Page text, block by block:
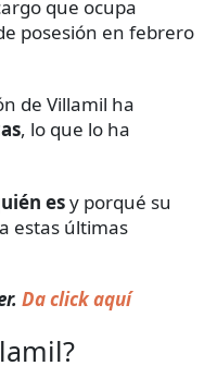
que ocupa
posesión en febrero
de Villamil ha
, lo que lo ha
esy porqué su
estas últimas
Da click aquí